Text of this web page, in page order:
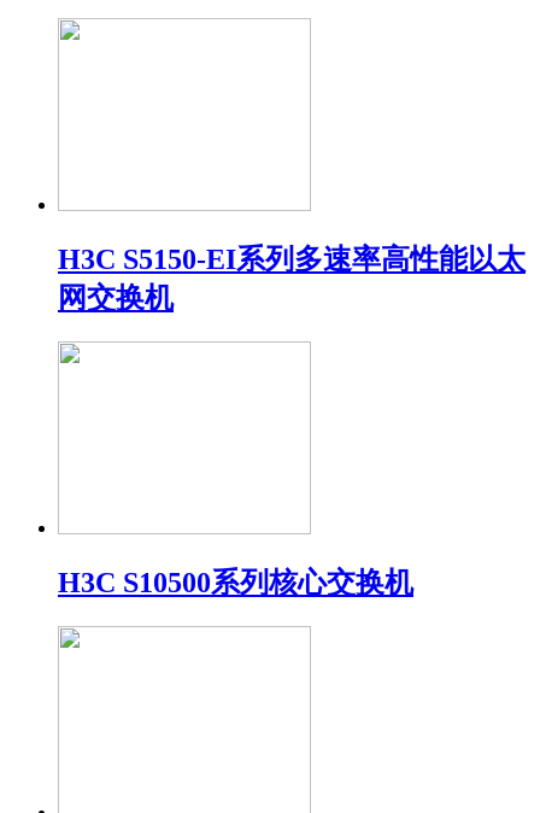
H3C S5150-EI系列多速率高性能以太
网交换机
H3C S10500系列核心交换机